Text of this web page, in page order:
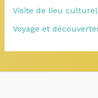
Visite de lieu culturel
Voyage et